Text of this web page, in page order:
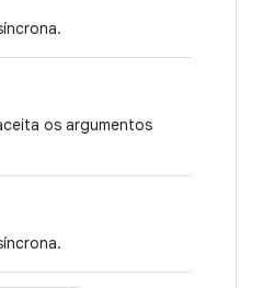
os argumentos